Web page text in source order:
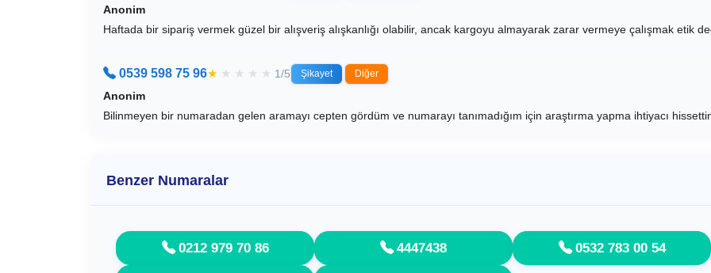
Anonim
Haftada bir sipariş vermek güzel bir alışveriş alışkanlığı olabilir, ancak kargoyu almayarak zarar vermeye çalışmak etik
0539 598 75 96★ ★ ★ ★ ★ 1/5 Şikayet Diğer
Anonim
Bilinmeyen bir numaradan gelen aramayı cepten gördüm ve numarayı tanımadığım için araştırma yapma ihtiyacı
Benzer Numaralar
0212 979 70 86 4447438 0532 783 00 54